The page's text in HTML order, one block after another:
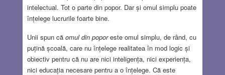
intelectual. Tot o parte din popor. Dar și omul simplu poate
înțelege lucrurile foarte bine.
Unii spun că omul din poporeste omul simplu, de rând, cu
puțină școală, care nu înțelege realitatea în mod logic și
obiectiv pentru că nu are nici inteligența, nici experiența,
nici educația necesare pentru a o înțelege. Că este